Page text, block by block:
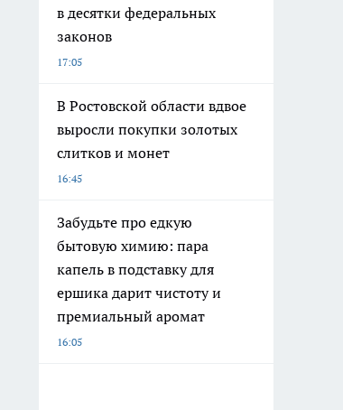
в десятки федеральных
законов
17:05
В Ростовской области вдвое
выросли покупки золотых
слитков и монет
16:45
Забудьте про едкую
бытовую химию: пара
капель в подставку для
ершика дарит чистоту и
премиальный аромат
16:05